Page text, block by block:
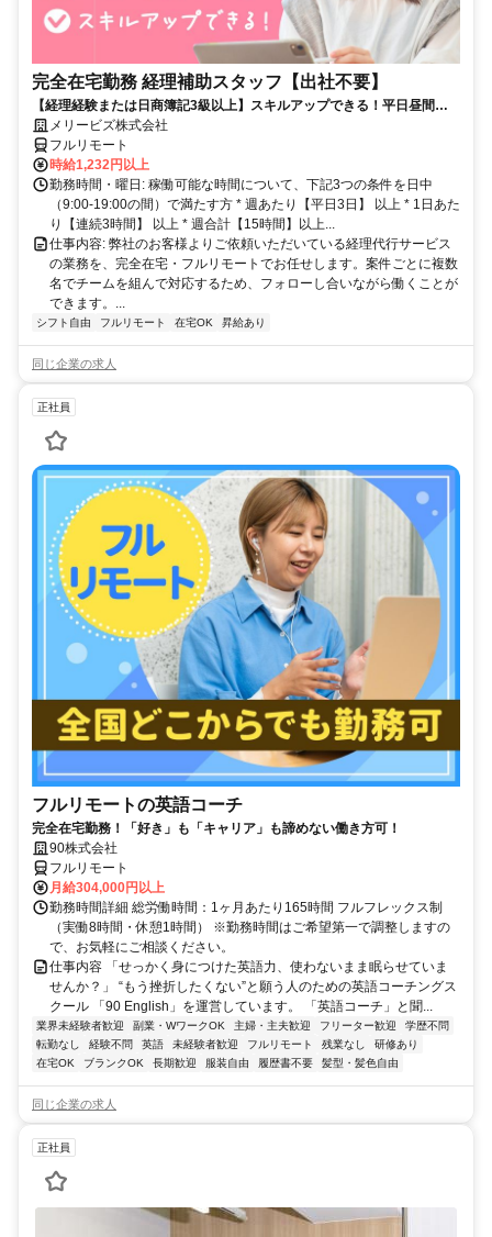
完全在宅勤務 経理補助スタッフ【出社不要】
【経理経験または日商簿記3級以上】スキルアップできる！平日昼間３h
～。完全在宅で育児・介護中の方も大歓迎♪
メリービズ株式会社
フルリモート
時給1,232円以上
勤務時間・曜日: 稼働可能な時間について、下記3つの条件を日中
（9:00-19:00の間）で満たす方 * 週あたり【平日3日】 以上 * 1日あた
り【連続3時間】 以上 * 週合計【15時間】以上...
仕事内容: 弊社のお客様よりご依頼いただいている経理代行サービス
の業務を、完全在宅・フルリモートでお任せします。案件ごとに複数
名でチームを組んで対応するため、フォローし合いながら働くことが
できます。...
シフト自由 フルリモート 在宅OK 昇給あり
同じ企業の求人
正社員
フルリモートの英語コーチ
完全在宅勤務！「好き」も「キャリア」も諦めない働き方可！
90株式会社
フルリモート
月給304,000円以上
勤務時間詳細 総労働時間：1ヶ月あたり165時間 フルフレックス制
（実働8時間・休憩1時間） ※勤務時間はご希望第一で調整しますの
で、お気軽にご相談ください。
仕事内容 「せっかく身につけた英語力、使わないまま眠らせていま
せんか？」 “もう挫折したくない”と願う人のための英語コーチングス
クール 「90 English」を運営しています。 「英語コーチ」と聞...
業界未経験者歓迎 副業・WワークOK 主婦・主夫歓迎 フリーター歓迎
学歴不問
転勤なし
経験不問 英語 未経験者歓迎 フルリモート 残業なし
研修あり
在宅OK
ブランクOK 長期歓迎 服装自由 履歴書不要 髪型・髪色自由
同じ企業の求人
正社員